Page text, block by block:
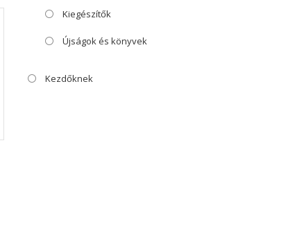
Kiegészítők
Újságok és könyvek
Kezdőknek